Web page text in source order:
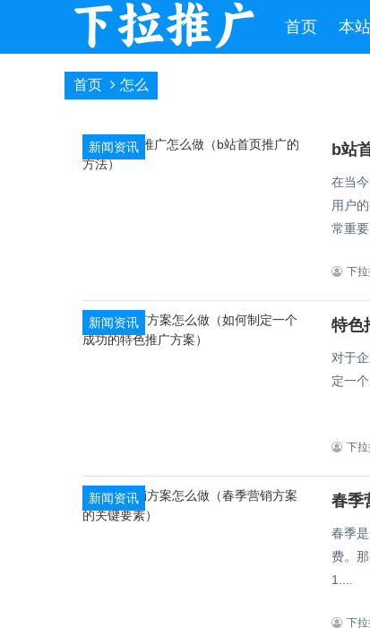
首页 本
首页 怎么
新闻资讯 b站
在当
用户
常重
下
新闻资讯 特色
对于
下
新闻资讯 春季
春季
费。
1....
下